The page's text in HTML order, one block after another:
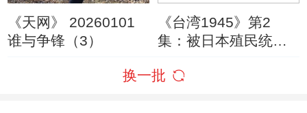
《天网》 20260101
谁与争锋（3）
《台湾1945》第2
集：被日本殖民统治
来了新生
换一批